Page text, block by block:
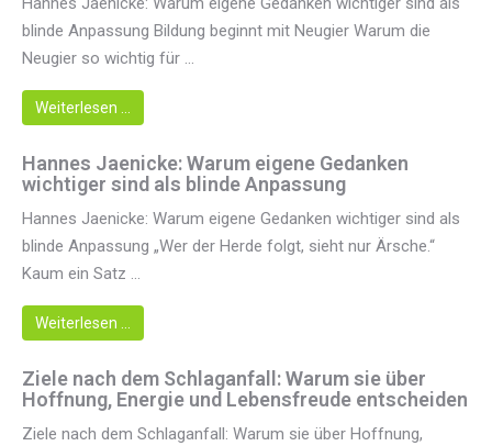
blinde Anpassung Bildung beginnt mit Neugier Warum die
Neugier so wichtig für ...
Weiterlesen …
Hannes Jaenicke: Warum eigene Gedanken
wichtiger sind als blinde Anpassung
Hannes Jaenicke: Warum eigene Gedanken wichtiger sind als
blinde Anpassung „Wer der Herde folgt, sieht nur Ärsche.“
Kaum ein Satz ...
Weiterlesen …
Ziele nach dem Schlaganfall: Warum sie über
Hoffnung, Energie und Lebensfreude entscheiden
Ziele nach dem Schlaganfall: Warum sie über Hoffnung,